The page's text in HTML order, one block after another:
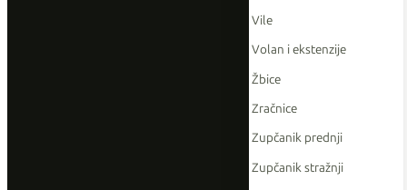
Vile
Volan i ekstenzije
Žbice
Zračnice
Zupčanik prednji
Zupčanik stražnji